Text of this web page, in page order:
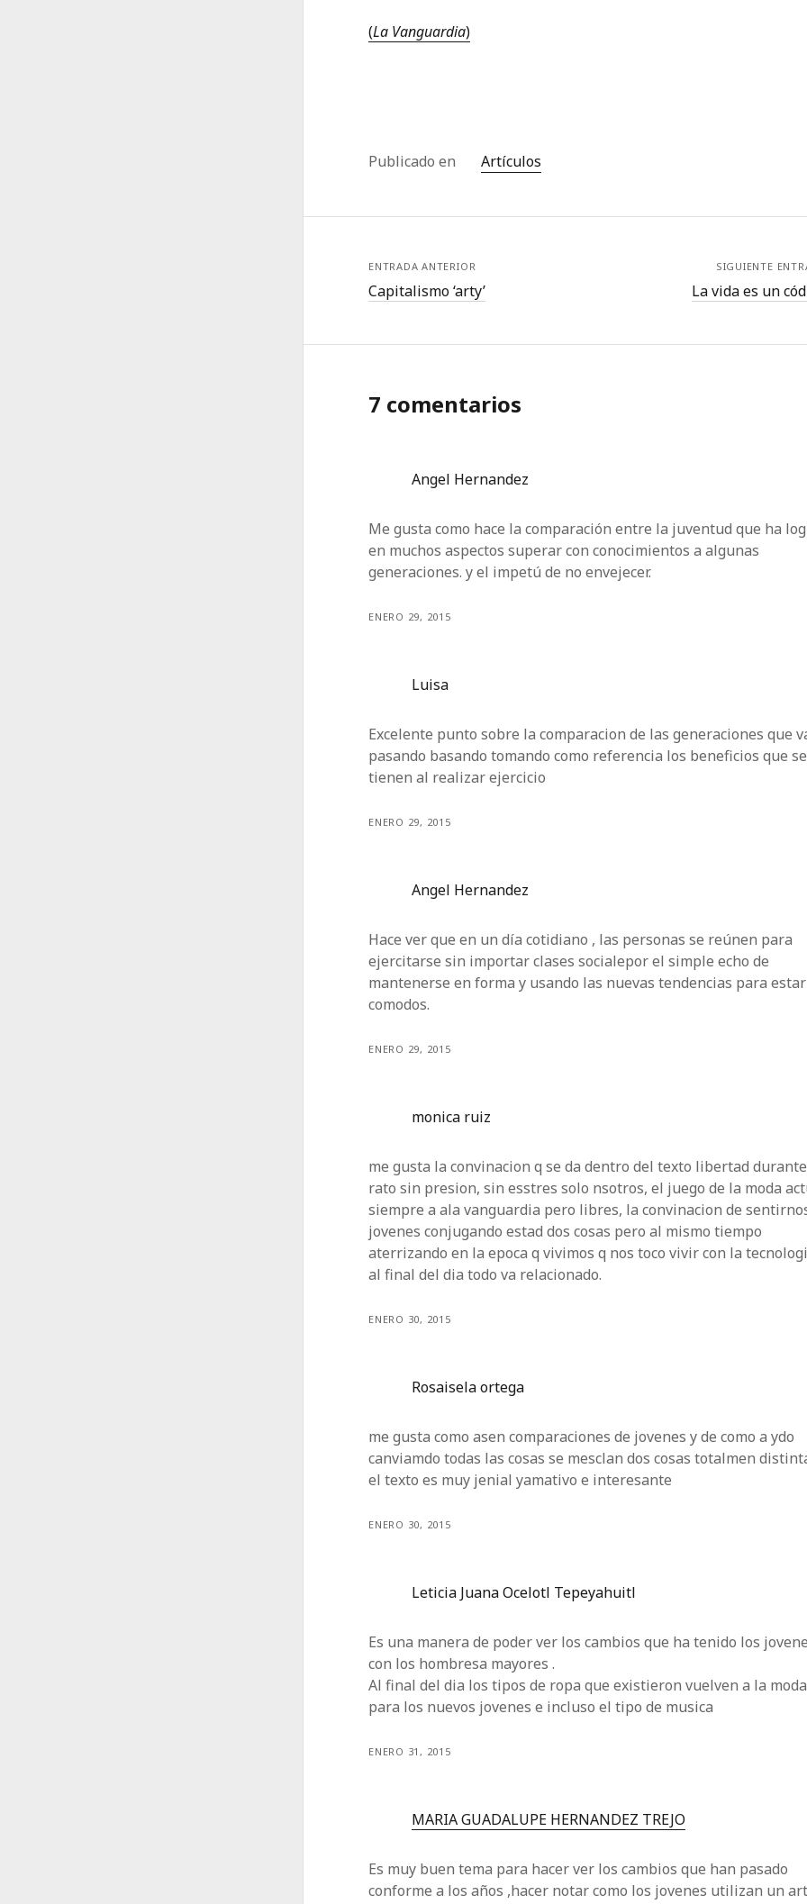
(La Vanguardia)
Publicado en Artículos
ENTRADA ANTERIOR
Capitalismo ‘arty’
SIGUIENTE
La vida es un
7 comentarios
Angel Hernandez
Me gusta como hace la comparación entre la juventud que ha
en muchos aspectos superar con conocimientos a algunas
generaciones. y el impetú de no envejecer.
ENERO 29, 2015
Luisa
Excelente punto sobre la comparacion de las generaciones que
pasando basando tomando como referencia los beneficios que se
tienen al realizar ejercicio
ENERO 29, 2015
Angel Hernandez
Hace ver que en un día cotidiano , las personas se reúnen para
ejercitarse sin importar clases socialepor el simple echo de
mantenerse en forma y usando las nuevas tendencias para estar
comodos.
ENERO 29, 2015
monica ruiz
me gusta la convinacion q se da dentro del texto libertad
rato sin presion, sin esstres solo nsotros, el juego de la moda
siempre a ala vanguardia pero libres, la convinacion de
jovenes conjugando estad dos cosas pero al mismo tiempo
aterrizando en la epoca q vivimos q nos toco vivir con la
al final del dia todo va relacionado.
ENERO 30, 2015
Rosaisela ortega
me gusta como asen comparaciones de jovenes y de como a ydo
canviamdo todas las cosas se mesclan dos cosas totalmen
el texto es muy jenial yamativo e interesante
ENERO 30, 2015
Leticia Juana Ocelotl Tepeyahuitl
Es una manera de poder ver los cambios que ha tenido los
con los hombresa mayores .
Al final del dia los tipos de ropa que existieron vuelven a la moda
para los nuevos jovenes e incluso el tipo de musica
ENERO 31, 2015
MARIA GUADALUPE HERNANDEZ TREJO
Es muy buen tema para hacer ver los cambios que han pasado
conforme a los años ,hacer notar como los jovenes utilizan un